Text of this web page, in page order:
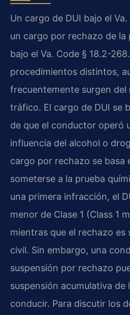
Un cargo de DUI bajo el
un cargo por rechazo de la
bajo el Va. Code § 18.2-
procedimientos distintos,
frecuentemente surgen del
tráfico. El cargo de DUI se
de que el conductor operó
influencia del alcohol o
cargo por rechazo se basa
someterse a la prueba
una primera infracción, el
menor de Clase 1 (Class 1
mientras que el rechazo es
civil. Sin embargo, una
suspensión por rechazo
suspensión acumulativa de
conducir. Para discutir los